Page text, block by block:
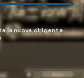
la nuova dirigente